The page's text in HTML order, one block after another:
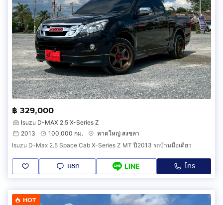
฿ 329,000
Isuzu D-MAX 2.5 X-Series Z
2013
100,000 กม.
หาดใหญ่ สงขลา
Isuzu D-Max 2.5 Space Cab X-Series Z MT ปี2013 รถบ้านมือเดียว
แชท LINE โทร
HOT